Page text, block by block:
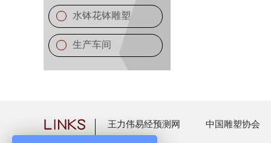
水钵花钵雕塑
生产车间
王力伟易经预测网 中国雕塑协会